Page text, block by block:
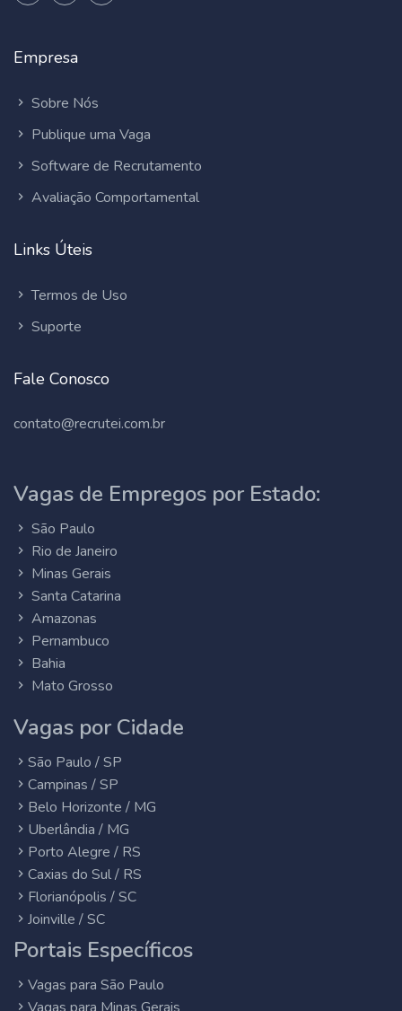
Empresa
Sobre Nós
Publique uma Vaga
Software de Recrutamento
Avaliação Comportamental
Links Úteis
Termos de Uso
Suporte
Fale Conosco
contato@recrutei.com.br
Vagas de Empregos por Estado:
São Paulo
Rio de Janeiro
Minas Gerais
Santa Catarina
Amazonas
Pernambuco
Bahia
Mato Grosso
Vagas por Cidade
São Paulo / SP
Campinas / SP
Belo Horizonte / MG
Uberlândia / MG
Porto Alegre / RS
Caxias do Sul / RS
Florianópolis / SC
Joinville / SC
Portais Específicos
Vagas para São Paulo